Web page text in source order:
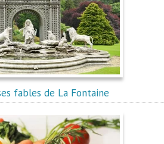
fables de La Fontaine